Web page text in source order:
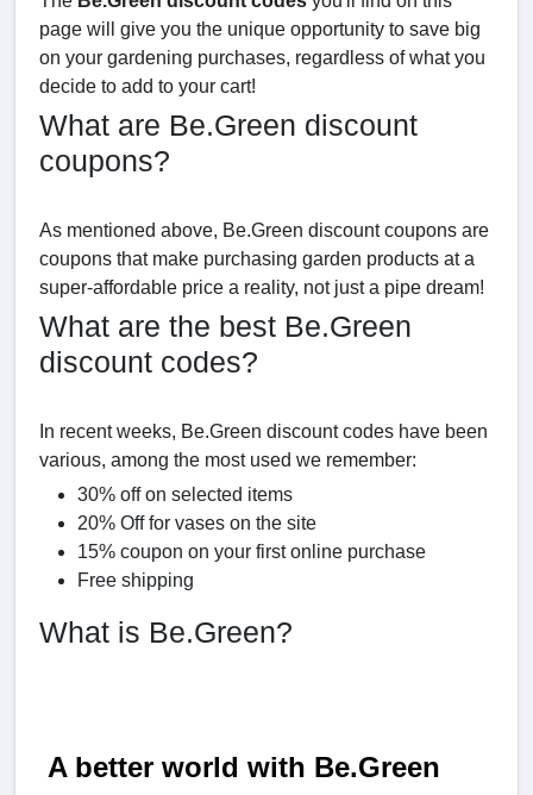
page will give you the unique opportunity to save big
on your gardening purchases, regardless of what you
decide to add to your cart!
What are Be.Green discount
coupons?
As mentioned above, Be.Green discount coupons are
coupons that make purchasing garden products at a
super-affordable price a reality, not just a pipe dream!
What are the best Be.Green
discount codes?
In recent weeks, Be.Green discount codes have been
various, among the most used we remember:
30% off on selected items
20% Off for vases on the site
15% coupon on your first online purchase
Free shipping
What is Be.Green?
A better world with Be.Green